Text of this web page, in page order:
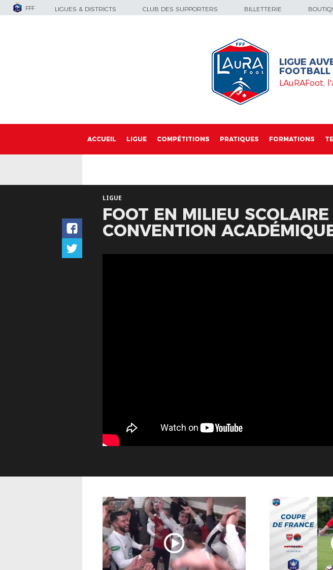
FFF LIGUES & DISTRICTS CLUB DES SUPPORTERS BILLETTERIE
LIGUE
FOOTBALL
LAuRAFoot,
ACCUEIL LIGUE COMPÉTITIONS PRATIQUES FORMATIONS
LIGUE
FOOT EN MILIEU
CONVENTION